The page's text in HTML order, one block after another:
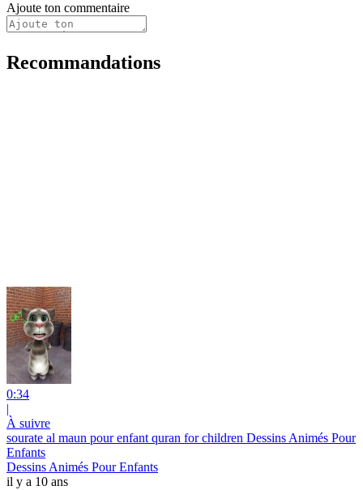
Ajoute ton commentaire
Recommandations
0:34
|
À suivre
sourate al maun pour enfant quran for children Dessins Animés Pour
Enfants
Dessins Animés Pour Enfants
il y a 10 ans